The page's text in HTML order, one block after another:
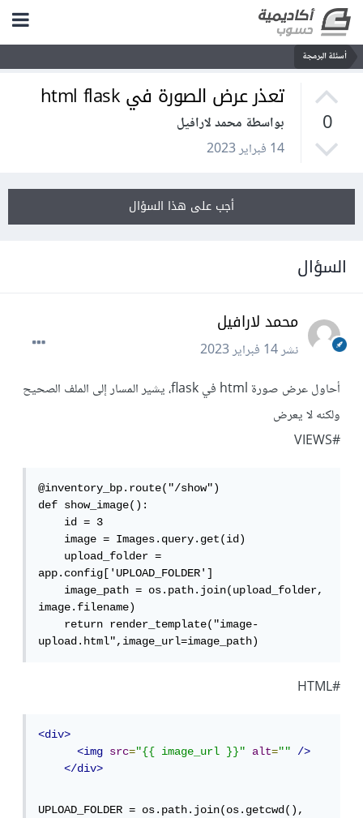
أسئلة البرمجة
0
تعذر عرض الصورة في html flask
بواسطة محمد لارافيل
14 فبراير 2023
أجب على هذا السؤال
السؤال
محمد لارافيل
نشر14 فبراير 2023
أحاول عرض صورة html في flask، يشير المسار إلى الملف الصحيح
ولكنه لا يعرض
#VIEWS
@inventory_bp.route("/show")
def show_image():
    id = 3
    image = Images.query.get(id)
    upload_folder =
app.config['UPLOAD_FOLDER']
    image_path = os.path.join(upload_folder,
image.filename)
    return render_template("image-
upload.html",image_url=image_path)
#HTML
<div>
<img
src="{{ image_url }}" alt=""
/>
</div>
UPLOAD_FOLDER = os.path.join(os.getcwd(),